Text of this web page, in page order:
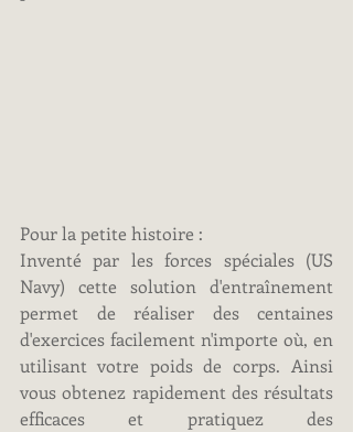
Pour la petite histoire :
Inventé par les forces spéciales (US
Navy) cette solution d'entraînement
permet de réaliser des centaines
d'exercices facilement n'importe où, en
utilisant votre poids de corps. Ainsi
vous obtenez rapidement des résultats
efficaces et pratiquez des